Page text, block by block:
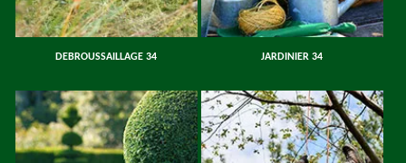
DEBROUSSAILLAGE 34 JARDINIER 34